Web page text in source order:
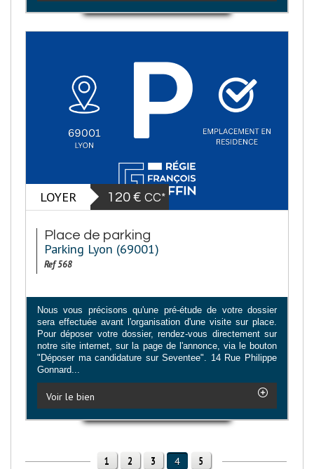
LOYER 120 € CC*
Place de parking
Parking Lyon (69001)
Ref 568
Nous vous précisons qu'une pré-étude de votre dossier
sera effectuée avant l'organisation d'une visite sur place.
Pour déposer votre dossier, rendez-vous directement sur
notre site internet, sur la page de l'annonce, via le bouton
"Déposer ma candidature sur Seventee". 14 Rue Philippe
Gonnard...
Voir le bien
1 2 3 4 5